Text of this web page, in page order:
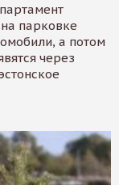
парковке
а потом
через